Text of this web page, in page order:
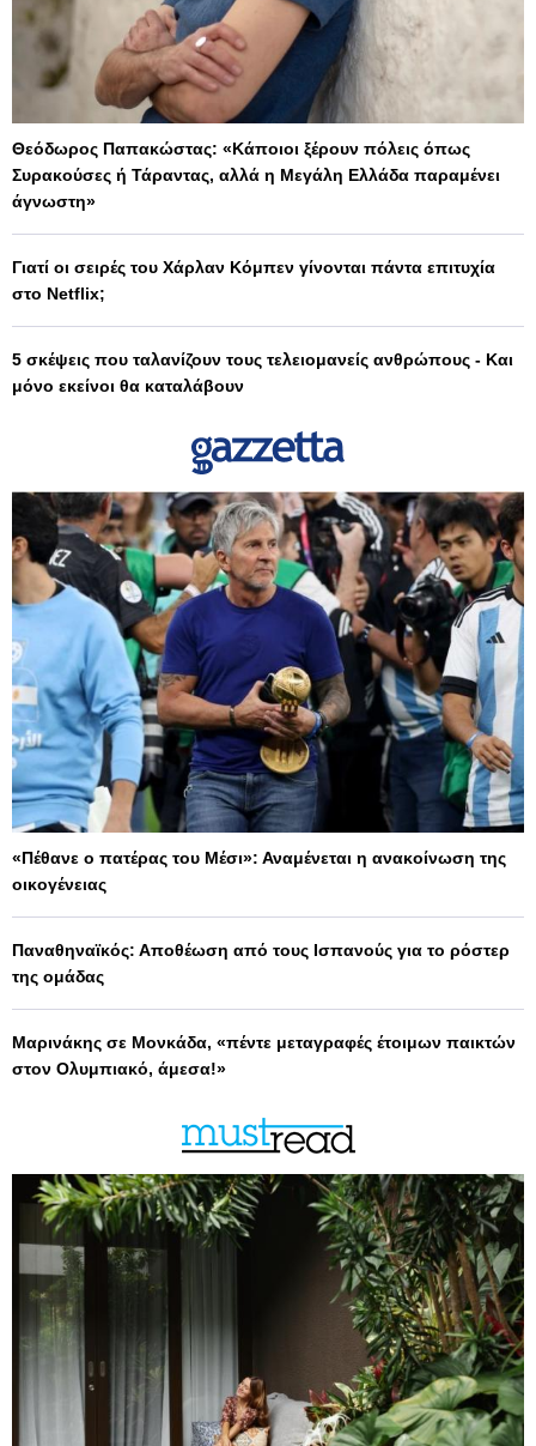
Θεόδωρος Παπακώστας: «Κάποιοι ξέρουν πόλεις όπως
Συρακούσες ή Τάραντας, αλλά η Μεγάλη Ελλάδα παραμένει
άγνωστη»
Γιατί οι σειρές του Χάρλαν Κόμπεν γίνονται πάντα επιτυχία
στο Netflix;
5 σκέψεις που ταλανίζουν τους τελειομανείς ανθρώπους - Και
μόνο εκείνοι θα καταλάβουν
«Πέθανε ο πατέρας του Μέσι»: Αναμένεται η ανακοίνωση της
οικογένειας
Παναθηναϊκός: Αποθέωση από τους Ισπανούς για το ρόστερ
της ομάδας
Μαρινάκης σε Μονκάδα, «πέντε μεταγραφές έτοιμων παικτών
στον Ολυμπιακό, άμεσα!»